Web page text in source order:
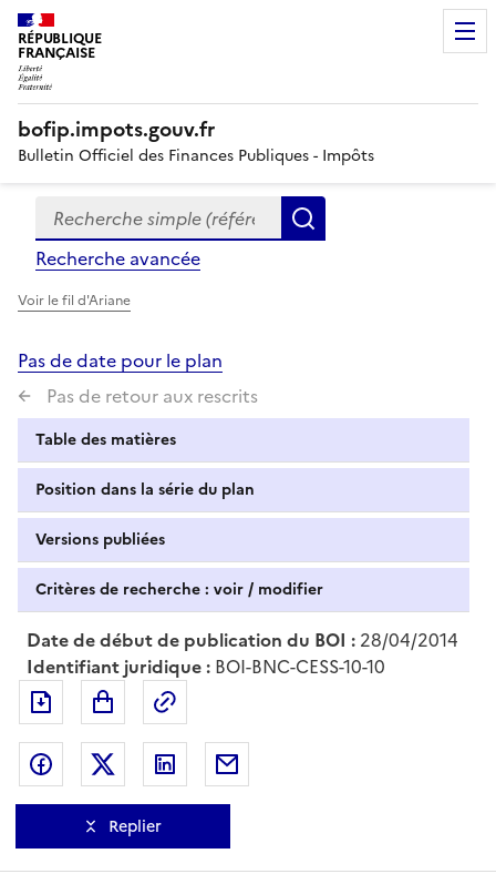
RÉPUBLIQUE
FRANÇAISE
bofip.impots.gouv.fr
Bulletin Officiel des Finances Publiques - Impôts
Formulaire
de
recherche
Recherche simple (références, mots clés, partie du
Recherche avancée
Voir le fil d'Ariane
Pas de date pour le plan
Pas de retour aux rescrits
Table des matières
Position dans la série du plan
Versions publiées
Critères de recherche : voir / modifier
Date de début de publication du BOI : 28/04/2014
Identifiant juridique : BOI-BNC-CESS-10-10
Exporter le document au format pdf
Partager sur Facebook
Partager sur Twitter
Partager sur LinkedIn
Replier